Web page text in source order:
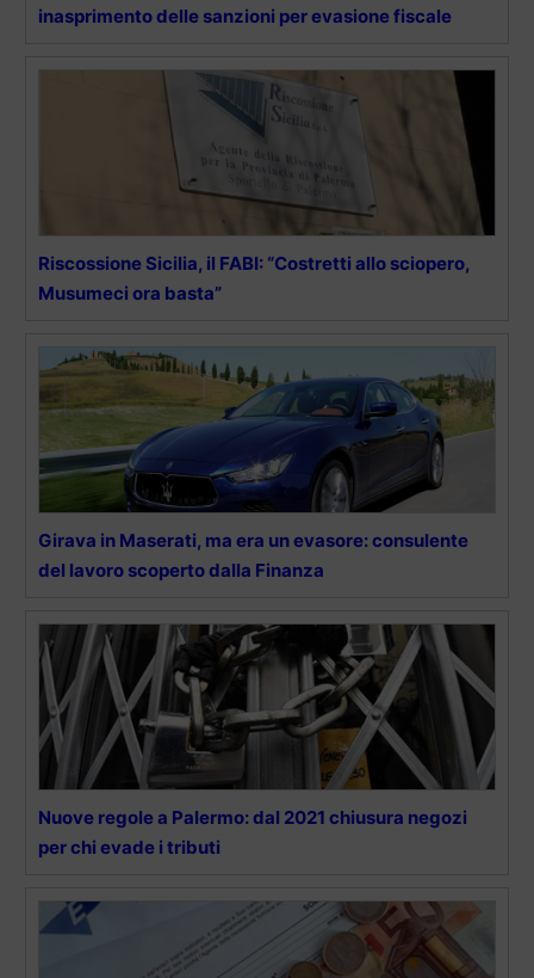
inasprimento delle sanzioni per evasione fiscale
Riscossione Sicilia, il FABI: “Costretti allo sciopero,
Musumeci ora basta”
Girava in Maserati, ma era un evasore: consulente
del lavoro scoperto dalla Finanza
Nuove regole a Palermo: dal 2021 chiusura negozi
per chi evade i tributi